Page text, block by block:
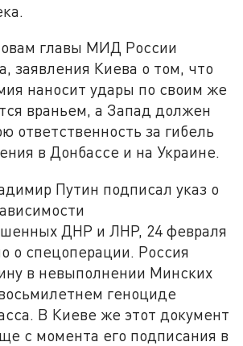
главы МИД России
заявления Киева о том, что
наносит удары по своим же
враньем, а Запад должен
ответственность за гибель
в Донбассе и на Украине.
Путин подписал указ о
ДНР и ЛНР, 24 февраля
о спецоперации. Россия
в невыполнении Минских
геноциде
В Киеве же этот документ
с момента его подписания в